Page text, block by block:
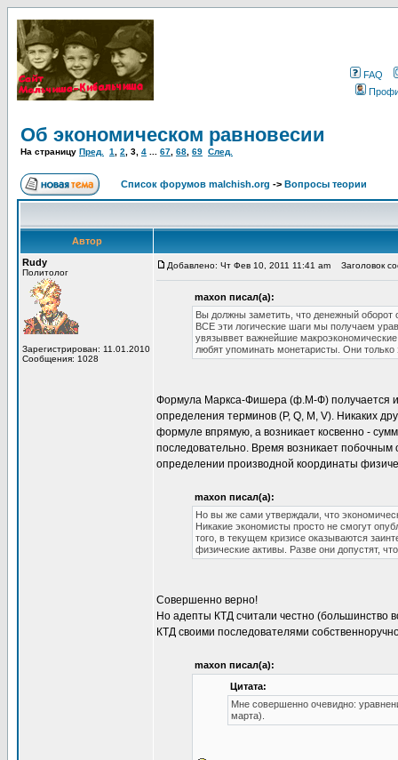
FAQ
Об экономическом равновесии
На страницу Пред. 1 2 3 4 67 68 69 След.
Список форумов malchish.org -> Вопросы теории
Автор
Rudy
Политолог
Зарегистрирован: 11.01.2010
Сообщения: 1028
Добавлено: Чт Фев 10, 2011 11:41 am Заголовок
maxon писал(а):
Вы должны заметить, что денежный оборот
ВСЕ эти логические шаги мы получаем
увязыввет важнейшие
любят упоминать монетаристы. Они
Формула Маркса-Фишера (ф.М-Ф) получается
определения терминов (P, Q, M, V). Никаких
формуле впрямую, а возникает косвенно -
последовательно. Время возникает
определении производной координаты
maxon писал(а):
Но вы же сами утверждали, что
Никакие экономисты просто не смогут
того, в текущем кризисе оказываются
физические активы. Разве они допустят,
Совершенно верно!
Но адепты КТД считали честно (большинство
КТД своими последователями
maxon писал(а):
Цитата:
Мне совершенно очевидно:
марта).